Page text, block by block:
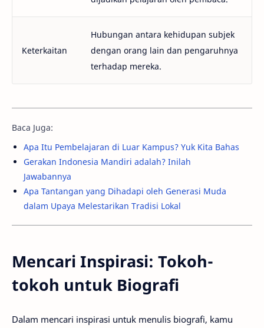
Keterkaitan
Hubungan antara kehidupan subjek
dengan orang lain dan pengaruhnya
terhadap mereka.
Baca Juga:
Apa Itu Pembelajaran di Luar Kampus? Yuk Kita Bahas
Gerakan Indonesia Mandiri adalah? Inilah
Jawabannya
Apa Tantangan yang Dihadapi oleh Generasi Muda
dalam Upaya Melestarikan Tradisi Lokal
Mencari Inspirasi: Tokoh-
tokoh untuk Biografi
Dalam mencari inspirasi untuk menulis biografi, kamu